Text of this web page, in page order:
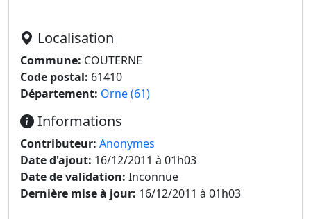
Localisation
Commune: COUTERNE
Code postal: 61410
Département: Orne (61)
Informations
Contributeur: Anonymes
Date d'ajout: 16/12/2011 à 01h03
Date de validation: Inconnue
Dernière mise à jour: 16/12/2011 à 01h03